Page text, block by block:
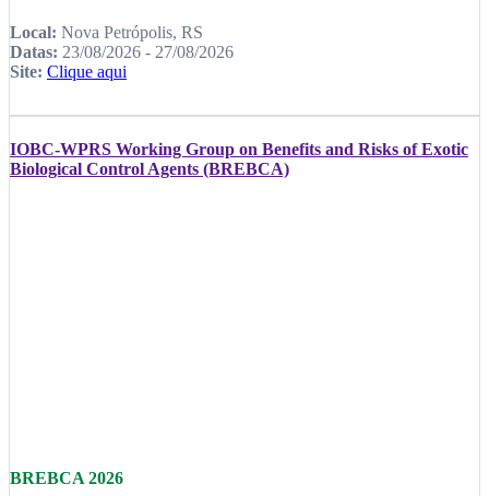
Local: Nova Petrópolis, RS
Datas: 23/08/2026 - 27/08/2026
Site: Clique aqui
IOBC-WPRS Working Group on Benefits and Risks of Exotic
Biological Control Agents (BREBCA)
BREBCA 2026